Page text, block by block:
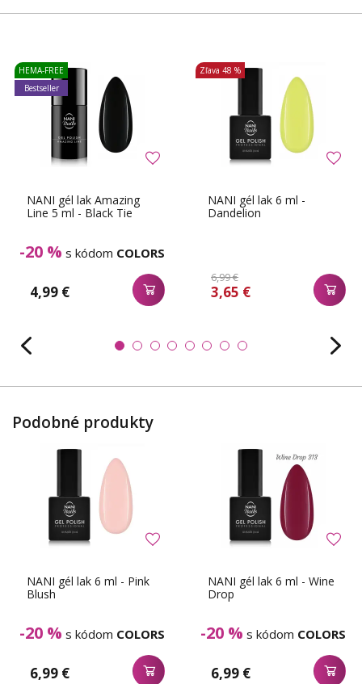
NANI gél lak Amazing
Line 5 ml - Black Tie
-20 % s kódom COLORS
4,99 €
HEMA-FREE
Bestseller
NANI gél lak 6 ml -
Dandelion
6,99 €
3,65 €
Zľava 48 %
Podobné produkty
NANI gél lak 6 ml - Pink
Blush
-20 % s kódom COLORS
6,99 €
NANI gél lak 6 ml - Wine
Drop
-20 % s kódom COLORS
6,99 €